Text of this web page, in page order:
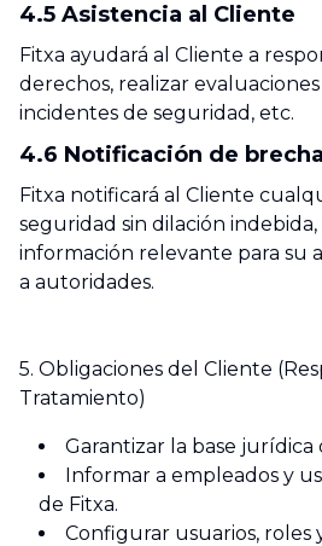
4.5 Asistencia al Cliente
Fitxa ayudará al Cliente a
derechos, realizar
incidentes de seguridad, etc.
4.6 Notificación de
Fitxa notificará al Cliente
seguridad sin dilación
información relevante para su
a autoridades.
5. Obligaciones del Cliente
Tratamiento)
Garantizar la base
Informar a empleados y
de Fitxa.
Configurar usuarios, roles